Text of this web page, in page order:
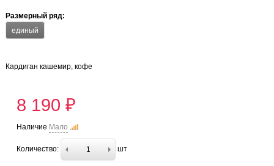
Размерный ряд:
единый
Кардиган кашемир, кофе
8 190 ₽
Наличие Мало
Количество: шт